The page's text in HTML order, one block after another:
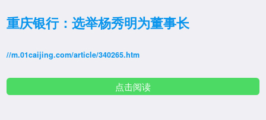
重庆银行：选举杨秀明为董事长
//m.01caijing.com/article/340265.htm
点击阅读